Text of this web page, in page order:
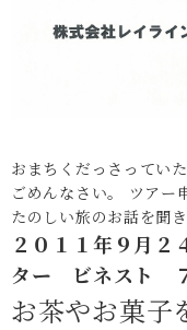
おまちくだっさってい
ごめんなさい。 ツアー
たのしい旅のお話を聞
２０１１年９月２
ター ビネスト
お茶やお菓子